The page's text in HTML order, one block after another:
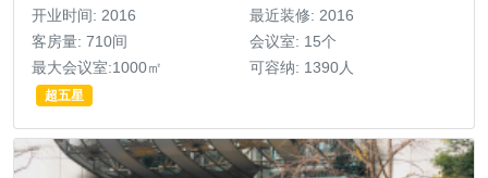
开业时间: 2016
最近装修: 2016
客房量: 710间
会议室: 15个
最大会议室:1000㎡
可容纳: 1390人
超五星